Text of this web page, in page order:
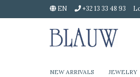
EN +32 13 33 48 93
NEW ARRIVALS JEWELRY